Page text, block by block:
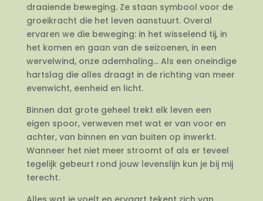
draaiende beweging. Ze staan symbool voor de
groeikracht die het leven aanstuurt. Overal
ervaren we die beweging: in het wisselend tij, in
het komen en gaan van de seizoenen, in een
wervelwind, onze ademhaling… Als een oneindige
hartslag die alles draagt in de richting van meer
evenwicht, eenheid en licht.
Binnen dat grote geheel trekt elk leven een
eigen spoor, verweven met wat er van voor en
achter, van binnen en van buiten op inwerkt.
Wanneer het niet meer stroomt of als er teveel
tegelijk gebeurt rond jouw levenslijn kun je bij mij
terecht.